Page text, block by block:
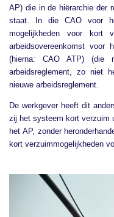
AP) die in de hiërarchie der
staat. In die CAO voor
mogelijkheden voor kort
arbeidsovereenkomst voor
(hierna: CAO ATP) (die
arbeidsreglement, zo niet
nieuwe arbeidsreglement.
De werkgever heeft dit
zij het systeem kort verzuim
het AP, zonder
kort verzuimmogelijkheden